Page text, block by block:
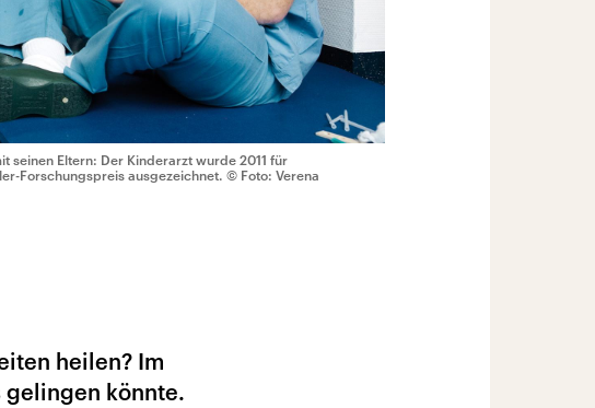
seinen Eltern: Der Kinderarzt wurde 2011 für
Forschungspreis ausgezeichnet. © Foto: Verena
heilen? Im
gelingen könnte.